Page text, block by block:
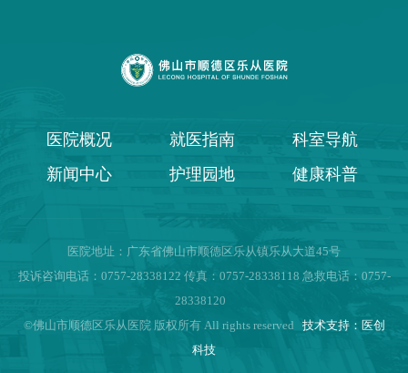
医院概况 就医指南
科室导航
新闻中心
护理园地 健康科普
医院地址：广东省佛山市顺德区乐从镇乐从大道45号
投诉咨询电话：0757-28338122 传真：0757-28338118 急救电话：0757-
28338120
©佛山市顺德区乐从医院 版权所有 All rights reserved 技术支持：医创
科技